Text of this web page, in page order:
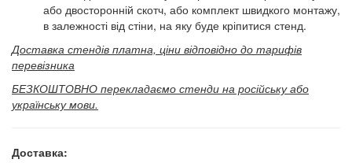
або двосторонній скотч, або комплект швидкого монтажу,
в залежності від стіни, на яку буде кріпитися стенд.
Доставка стендів платна, ціни відповідно до тарифів
перевізника
БЕЗКОШТОВНО перекладаємо стенди на російську або
українську мови.
Доставка: